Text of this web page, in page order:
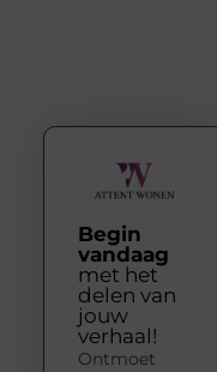
Begin
vandaag
met het
delen van
jouw
verhaal!
Ontmoet